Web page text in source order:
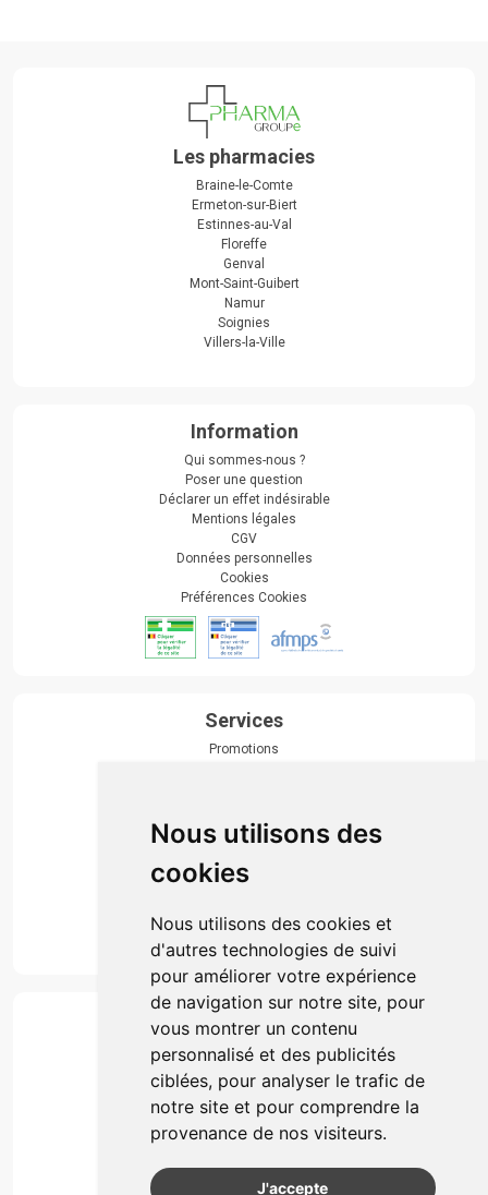
Nous utilisons des
cookies
Nous utilisons des cookies et
d'autres technologies de suivi
pour améliorer votre expérience
de navigation sur notre site, pour
vous montrer un contenu
personnalisé et des publicités
ciblées, pour analyser le trafic de
notre site et pour comprendre la
provenance de nos visiteurs.
J'accepte
Les pharmacies
Braine-le-Comte
Ermeton-sur-Biert
Estinnes-au-Val
Floreffe
Genval
Mont-Saint-Guibert
Namur
Soignies
Villers-la-Ville
Information
Qui sommes-nous ?
Poser une question
Déclarer un effet indésirable
Mentions légales
CGV
Données personnelles
Cookies
Préférences Cookies
Services
Promotions
Actualités & conseils
Événements
Marques
Suivez-nous
Paiement
Simple, rapide et 100% sécurisé
Retrait & Livriason
Retrait en automate ou Locker